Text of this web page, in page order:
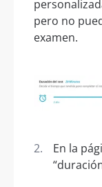
pero no
examen.
En la